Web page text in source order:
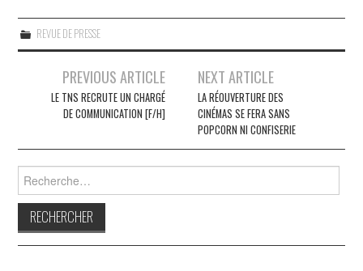
REVUE DE PRESSE
Navigation
articles
PREVIOUS ARTICLE
LE TNS RECRUTE UN CHARGÉ
DE COMMUNICATION [F/H]
NEXT ARTICLE
LA RÉOUVERTURE DES
CINÉMAS SE FERA SANS
POPCORN NI CONFISERIE